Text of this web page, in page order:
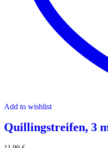
Add to wishlist
Quillingstreifen, 3